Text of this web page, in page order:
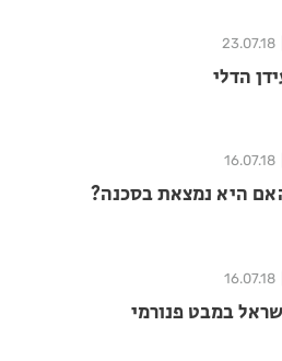
23.07.18
הדלי
16.07.18
היא נמצאת בסכנה?
16.07.18
במבט פנורמי